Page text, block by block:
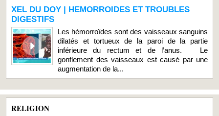
XEL DU DOY | HEMORROIDES ET TROUBLES
DIGESTIFS
Les hémorroïdes sont des vaisseaux sanguins
dilatés et tortueux de la paroi de la partie
inférieure du rectum et de l’anus. Le
gonflement des vaisseaux est causé par une
augmentation de la...
RELIGION